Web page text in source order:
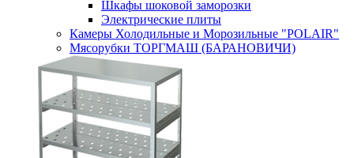
Шкафы шоковой заморозки
Электрические плиты
Камеры Холодильные и Морозильные "POLAIR"
Мясорубки ТОРГМАШ (БАРАНОВИЧИ)